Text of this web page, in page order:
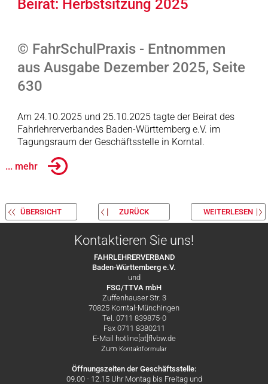
Beirat: Herbstsitzung 2025
© FahrSchulPraxis - Entnommen
aus Ausgabe Dezember 2025, Seite
630
Am 24.10.2025 und 25.10.2025 tagte der Beirat des
Fahrlehrerverbandes Baden-Württemberg e.V. im
Tagungsraum der Geschäftsstelle in Korntal.
... mehr
ÜBERSICHT ZURÜCK WEITERLESEN
Kontaktieren Sie uns!
FAHRLEHRERVERBAND
Baden-Württemberg e.V.
und
FSG/TTVA mbH
Zuffenhauser Str. 3
70825 Korntal-Münchingen
Tel. 0711 839875-0
Fax 0711 8380211
E-Mail hotline[at]flvbw.de
Zum Kontaktformular
Öffnungszeiten der Geschäftsstelle:
09.00 - 12.15 Uhr Montag bis Freitag und